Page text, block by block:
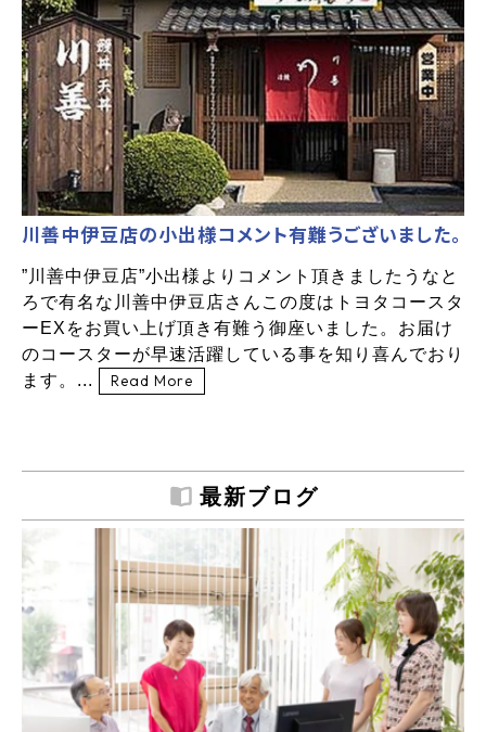
川善中伊豆店の小出様コメント有難うございました。
”川善中伊豆店”小出様よりコメント頂きましたうなと
ろで有名な川善中伊豆店さんこの度はトヨタコースタ
ーEXをお買い上げ頂き有難う御座いました。お届け
のコースターが早速活躍している事を知り喜んでおり
ます。...
Read More
最新ブログ